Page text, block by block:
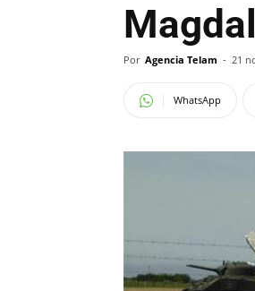
Por Agencia Telam - 21
WhatsApp